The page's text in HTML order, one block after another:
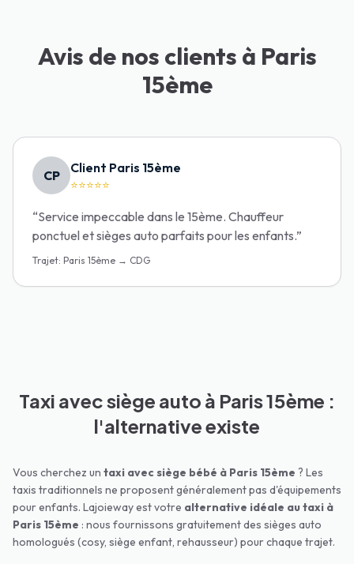
Avis de nos clients à Paris
15ème
CP Client Paris 15ème
⭐⭐⭐⭐⭐
“Service impeccable dans le 15ème. Chauffeur
ponctuel et sièges auto parfaits pour les enfants.”
Trajet: Paris 15ème → CDG
Taxi avec siège auto à Paris 15ème :
l'alternative existe
Vous cherchez un taxi avec siège bébé à Paris 15ème ? Les
taxis traditionnels ne proposent généralement pas d'équipements
pour enfants. Lajoieway est votre alternative idéale au taxi à
Paris 15ème : nous fournissons gratuitement des sièges auto
homologués (cosy, siège enfant, rehausseur) pour chaque trajet.